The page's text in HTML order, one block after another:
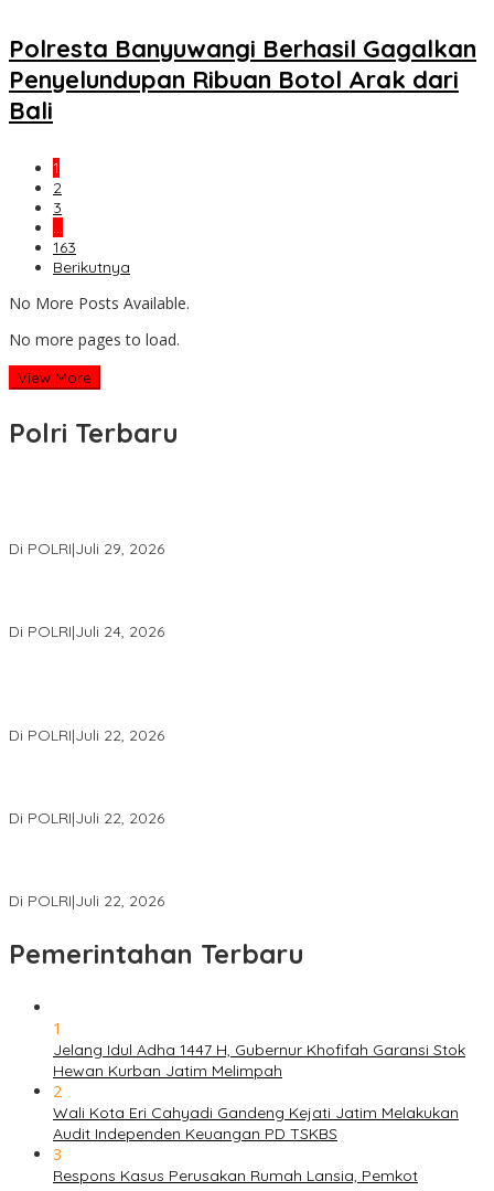
Polresta Banyuwangi Berhasil Gagalkan
Penyelundupan Ribuan Botol Arak dari
Bali
1
2
3
…
163
Berikutnya
No More Posts Available.
No more pages to load.
View More
Polri Terbaru
Di POLRI|Juli 29, 2026
Di POLRI|Juli 24, 2026
Di POLRI|Juli 22, 2026
Di POLRI|Juli 22, 2026
Di POLRI|Juli 22, 2026
Pemerintahan Terbaru
1
Jelang Idul Adha 1447 H, Gubernur Khofifah Garansi Stok
Hewan Kurban Jatim Melimpah
2
Wali Kota Eri Cahyadi Gandeng Kejati Jatim Melakukan
Audit Independen Keuangan PD TSKBS
3
Respons Kasus Perusakan Rumah Lansia, Pemkot